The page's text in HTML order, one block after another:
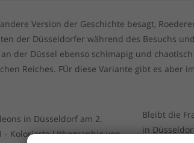
Version der Geschichte besagt,
der Düsseldorfer während des Besuchs
der Düssel ebenso schlmapig und
Reiches. FÜr diese Variante gibt es aber
Bleibt die
in